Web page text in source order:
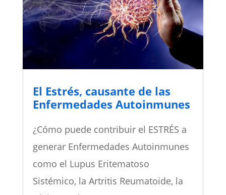
El Estrés, causante de las
Enfermedades Autoinmunes
¿Cómo puede contribuir el ESTRÉS a
generar Enfermedades Autoinmunes
como el Lupus Eritematoso
Sistémico, la Artritis Reumatoide, la